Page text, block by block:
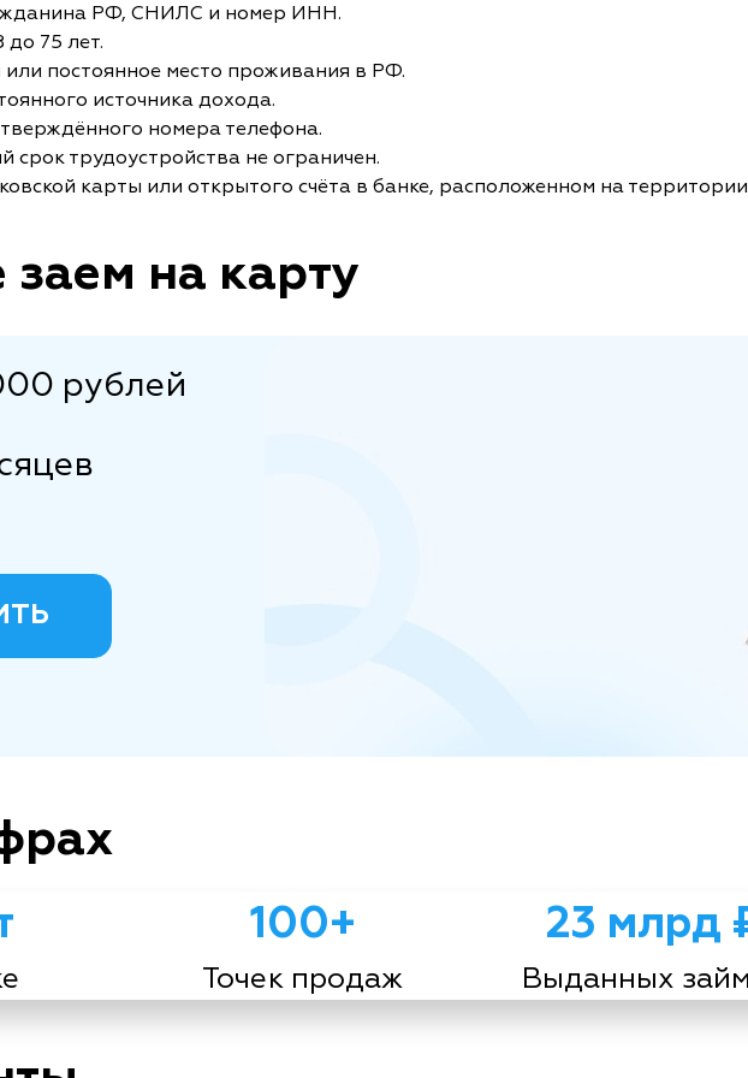
РФ, СНИЛС и номер ИНН.
до 75 лет.
постоянное место проживания в РФ.
источника дохода.
номера телефона.
трудоустройства не ограничен.
карты или открытого счёта в банке, расположенном на
заем на карту
рублей
100+
Точек продаж
23 млрд
Выданных